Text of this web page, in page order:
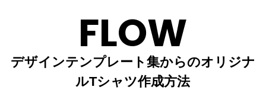
FLOW
デザインテンプレート集からのオリジナ
ルTシャツ作成方法